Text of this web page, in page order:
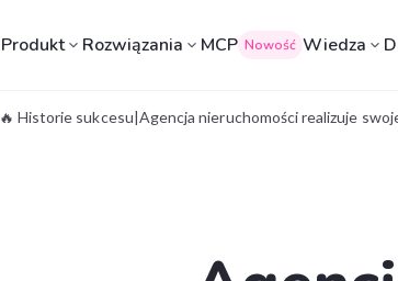
Produkt Rozwiązania MCP Nowość Wiedza
🔥 Historie sukcesu|Agencja nieruchomości realizuje